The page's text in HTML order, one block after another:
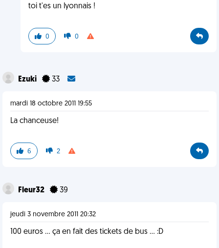
toi t'es un lyonnais !
0 0
Ezuki 33
mardi 18 octobre 2011 19:55
La chanceuse!
6 2
Fleur32 39
jeudi 3 novembre 2011 20:32
100 euros ... ça en fait des tickets de bus ... :D